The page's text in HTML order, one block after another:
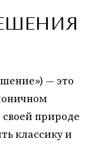
— это
природе
классику и